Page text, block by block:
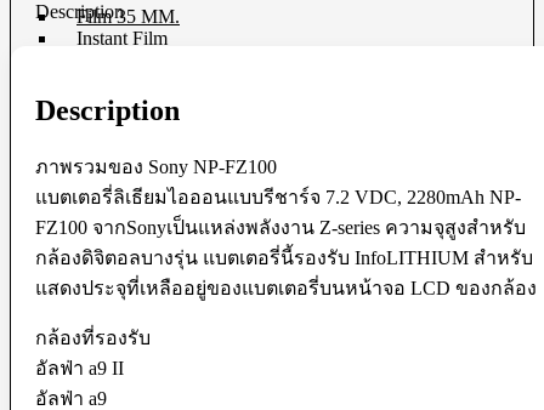
Film 35 MM.
Instant Film
Chemistry
Video Making Gear
Action Camera Accessories
Pole & Boompole
Connector Cable
Control Cable
Dollies
Drone Accessories
Gimbals & Accessories
Headphone
Live Streaming Device
Description
Description
ภาพรวมของ Sony NP-FZ100
แบตเตอรี่ลิเธียมไอออนแบบรีชาร์จ 7.2 VDC, 2280mAh NP-
FZ100 จากSonyเป็นแหล่งพลังงาน Z-series ความจุสูงสำหรับ
กล้องดิจิตอลบางรุ่น แบตเตอรี่นี้รองรับ InfoLITHIUM สำหรับ
แสดงประจุที่เหลืออยู่ของแบตเตอรี่บนหน้าจอ LCD ของกล้อง
กล้องที่รองรับ
อัลฟ่า a9 II
อัลฟ่า a9